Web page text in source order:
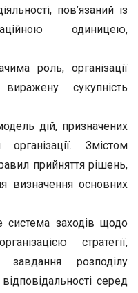
пов’язаний із
одиницею,
роль, організації
сукупність
дій, призначених
Змістом
прийняття рішень,
визначення основних
заходів щодо
стратегії,
завдання розподілу
серед